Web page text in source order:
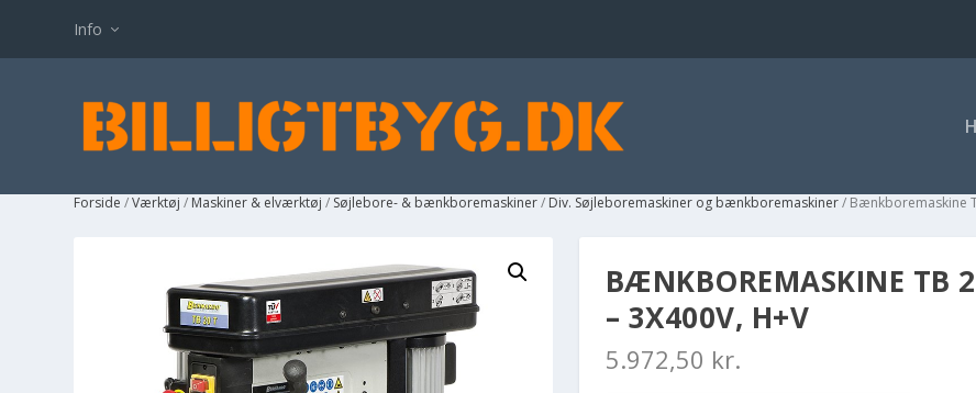
Info
Forside /Værktøj / Maskiner & elværktøj / Søjlebore- & bænkboremaskiner/ Div. Søjleboremaskiner og bænkboremaskiner/ Bænkboremaskine
BÆNKBOREMASKINE TB
– 3X400V, H+V
5.972,50 kr.